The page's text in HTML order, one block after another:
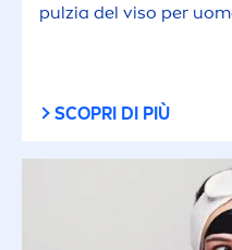
pulzia del viso per
SCOPRI DI PIÙ